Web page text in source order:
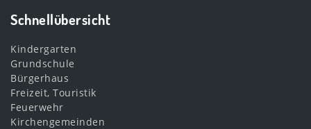
Schnellübersicht
Kindergarten
Grundschule
Bürgerhaus
Freizeit, Touristik
Feuerwehr
Kirchengemeinden